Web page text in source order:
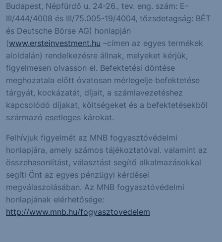
Budapest, Népfürdő u. 24-26., tev. eng. szám: E-
III/444/4008 és III/75.005-19/4004, tőzsdetagság: BÉT
és Deutsche Börse AG) honlapján
(www.ersteinvestment.hu –címen az egyes termékek
aloldalán) rendelkezésre állnak, melyeket kérjük,
figyelmesen olvasson el. Befektetési döntése
meghozatala előtt óvatosan mérlegelje befektetése
tárgyát, kockázatát, díjait, a számlavezetéshez
kapcsolódó díjakat, költségeket és a befektetésekből
származó esetleges károkat.
Felhívjuk figyelmét az MNB fogyasztóvédelmi
honlapjára, amely számos tájékoztatóval. valamint az
összehasonlítást, választást segítő alkalmazásokkal
segíti Önt az egyes pénzügyi kérdései
megválaszolásában. Az MNB fogyasztóvédelmi
honlapjának elérhetősége:
http://www.mnb.hu/fogyasztovedelem